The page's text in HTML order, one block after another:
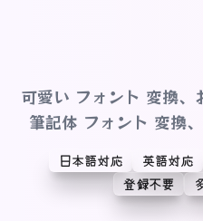
可愛い フォント 変換、
筆記体 フォント 変換
日本語対応 英語対応
登録不要